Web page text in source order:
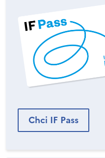
Chci IF Pass